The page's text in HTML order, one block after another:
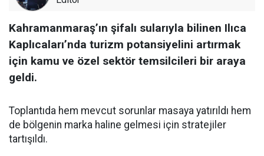
Kahramanmaraş’ın şifalı sularıyla bilinen Ilıca
Kaplıcaları’nda turizm potansiyelini artırmak
için kamu ve özel sektör temsilcileri bir araya
geldi.
Toplantıda hem mevcut sorunlar masaya yatırıldı hem
de bölgenin marka haline gelmesi için stratejiler
tartışıldı.